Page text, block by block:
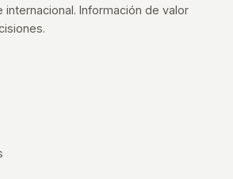
internacional. Información de valor